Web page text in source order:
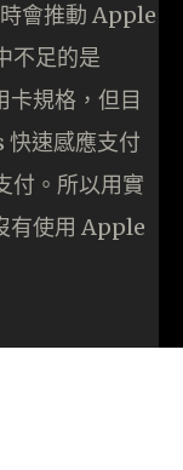
會推動 Apple
不足的是
規格，但目
速感應支付
付。所以用實
有使用 Apple